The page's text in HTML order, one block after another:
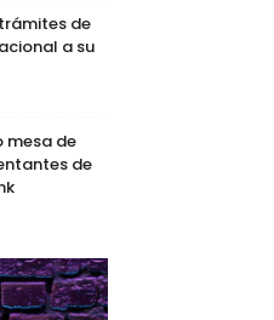
de
a su
mesa de
de